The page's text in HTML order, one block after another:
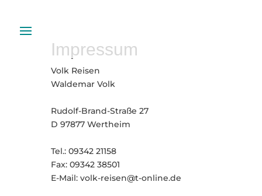
Impressum
Volk Reisen
Waldemar Volk
Rudolf-Brand-Straße 27
D 97877 Wertheim
Tel.: 09342 21158
Fax: 09342 38501
E-Mail: volk-reisen@t-online.de